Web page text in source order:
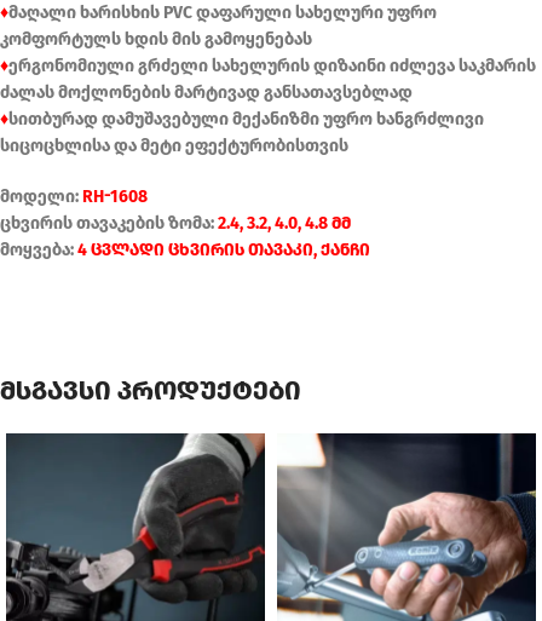
♦მაღალი ხარისხის PVC დაფარული სახელური უფრო
კომფორტულს ხდის მის გამოყენებას
♦ერგონომიული გრძელი სახელურის დიზაინი იძლევა საკმარის
ძალას მოქლონების მარტივად განსათავსებლად
♦სითბურად დამუშავებული მექანიზმი უფრო ხანგრძლივი
სიცოცხლისა და მეტი ეფექტურობისთვის
მოდელი:RH-1608
ცხვირის თავაკების ზომა:2.4, 3.2, 4.0, 4.8 მმ
მოყვება:4 ცვლადი ცხვირის თავაკი, ქანჩი
მსგავსი პროდუქტები